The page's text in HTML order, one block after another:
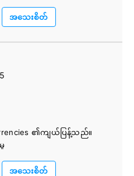
အသေးစိတ်
၏ကျယ်ပြန့်သည်။
မေးလ်သာလိုအပ်ပါသည်။
အသေးစိတ်